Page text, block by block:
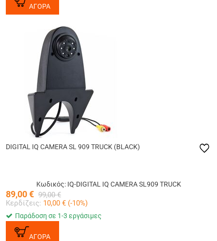
ΑΓΟΡΑ
DIGITAL IQ CAMERA SL 909 TRUCK (BLACK)
Κωδικός: IQ-DIGITAL IQ CAMERA SL909 TRUCK
89,00€ 99,00 €
Κερδίζεις: 10,00 € (-10%)
Παράδοση σε 1-3 εργάσιμες
ΑΓΟΡΑ